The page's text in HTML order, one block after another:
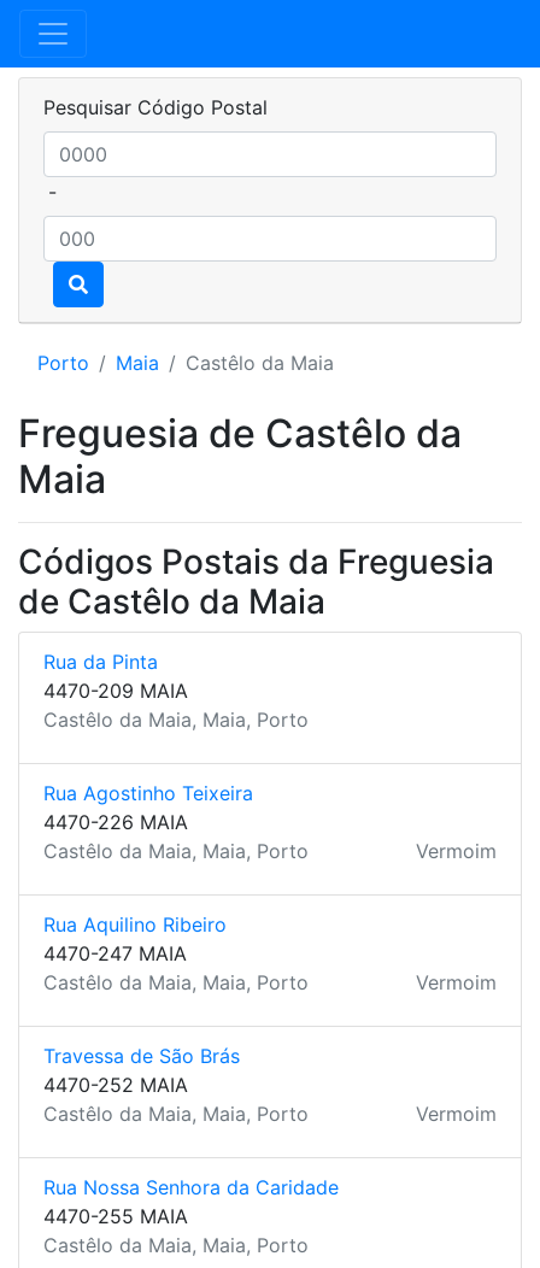
Pesquisar Código Postal
-
Porto Maia Castêlo da Maia
Freguesia de Castêlo da
Maia
Códigos Postais da Freguesia
de Castêlo da Maia
Rua da Pinta
4470-209 MAIA
Castêlo da Maia, Maia, Porto
Rua Agostinho Teixeira
4470-226 MAIA
Castêlo da Maia, Maia, Porto
Vermoim
Rua Aquilino Ribeiro
4470-247 MAIA
Castêlo da Maia, Maia, Porto
Vermoim
Travessa de São Brás
4470-252 MAIA
Castêlo da Maia, Maia, Porto
Vermoim
Rua Nossa Senhora da Caridade
4470-255 MAIA
Castêlo da Maia, Maia, Porto